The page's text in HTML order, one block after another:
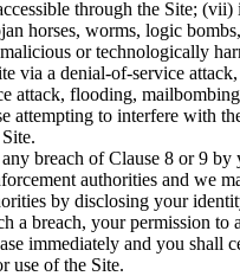
through the Site;
horses, worms, logic
or technologically
via a denial-of-service
attack, flooding,
attempting to interfere with
breach of Clause 8 or 9 by
authorities and we
by disclosing your
a breach, your permission to
immediately and you shall
use of the Site.